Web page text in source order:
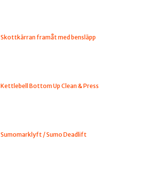
Skottkärran framåt med bensläpp
Kettlebell Bottom Up Clean & Press
Sumomarklyft / Sumo Deadlift